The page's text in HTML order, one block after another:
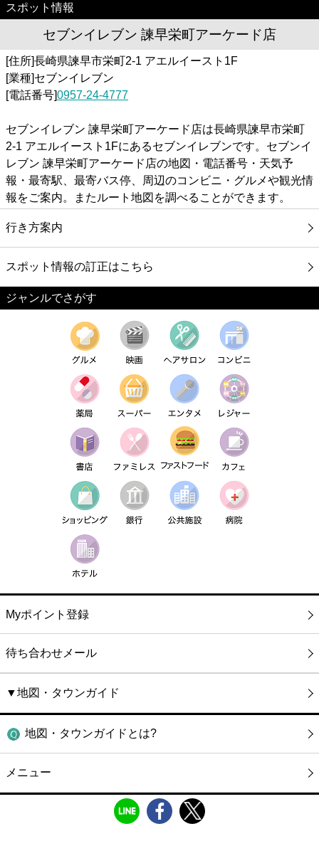
スポット情報
セブンイレブン 諫早栄町アーケード店
[住所]長崎県諫早市栄町2-1 アエルイースト1F
[業種]セブンイレブン
[電話番号]0957-24-4777
セブンイレブン 諫早栄町アーケード店は長崎県諫早市栄町
2-1 アエルイースト1Fにあるセブンイレブンです。セブンイ
レブン 諫早栄町アーケード店の地図・電話番号・天気予
報・最寄駅、最寄バス停、周辺のコンビニ・グルメや観光情
報をご案内。またルート地図を調べることができます。
行き方案内
スポット情報の訂正はこちら
ジャンルでさがす
Myポイント登録
待ち合わせメール
▼地図・タウンガイド
地図・タウンガイドとは?
メニュー